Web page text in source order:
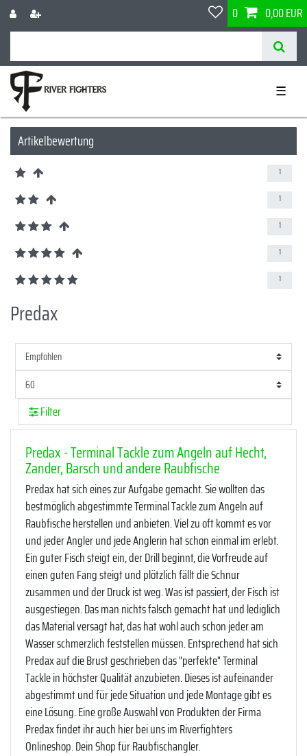
0 0,00 EUR
☰
Artikelbewertung
1
1
1
1
1
Predax
Filter
Predax - Terminal Tackle zum Angeln auf Hecht,
Zander, Barsch und andere Raubfische
Predax hat sich eines zur Aufgabe gemacht. Sie wollten das
bestmöglich abgestimmte Terminal Tackle zum Angeln auf
Raubfische herstellen und anbieten. Viel zu oft kommt es vor
und jeder Angler und jede Anglerin hat schon einmal im erlebt.
Ein guter Fisch steigt ein, der Drill beginnt, die Vorfreude auf
einen guten Fang steigt und plötzlich fällt die Schnur
zusammen und der Druck ist weg. Was ist passiert, der Fisch ist
ausgestiegen. Das man nichts falsch gemacht hat und lediglich
das Material versagt hat, das hat wohl auch schon jeder am
Wasser schmerzlich feststellen müssen. Entsprechend hat sich
Predax auf die Brust geschrieben das "perfekte" Terminal
Tackle in höchster Qualität anzubieten. Dieses ist aufeinander
abgestimmt und für jede Situation und jede Montage gibt es
eine Lösung. Eine große Auswahl von Produkten der Firma
Predax findet ihr auch hier bei uns im Riverfighters
Onlineshop. Dein Shop für Raubfischangler.